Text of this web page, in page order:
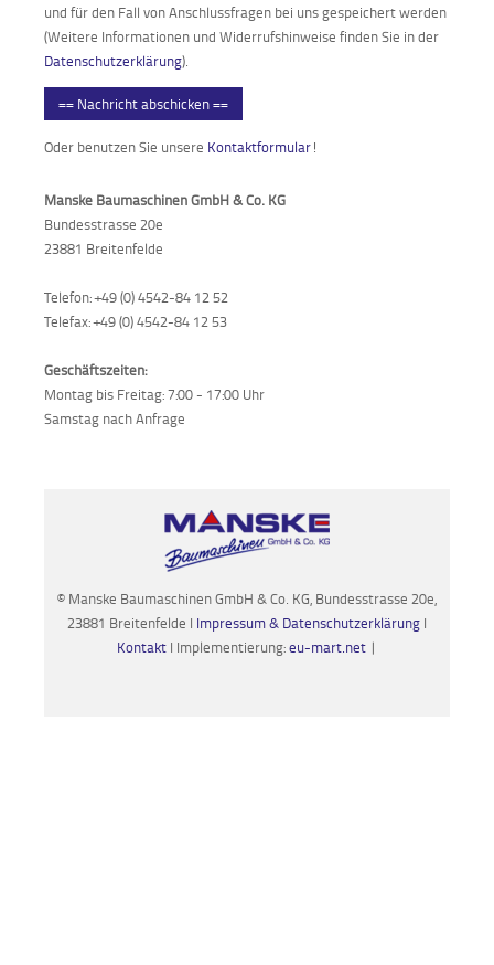
und für den Fall von Anschlussfragen bei uns gespeichert werden
(Weitere Informationen und Widerrufshinweise finden Sie in der
Datenschutzerklärung).
== Nachricht abschicken ==
Oder benutzen Sie unsere Kontaktformular!
Manske Baumaschinen GmbH & Co. KG
Bundesstrasse 20e
23881 Breitenfelde
Telefon: +49 (0) 4542-84 12 52
Telefax: +49 (0) 4542-84 12 53
Geschäftszeiten:
Montag bis Freitag: 7:00 - 17:00 Uhr
Samstag nach Anfrage
© Manske Baumaschinen GmbH & Co. KG, Bundesstrasse 20e,
23881 Breitenfelde I Impressum & Datenschutzerklärung I
Kontakt I Implementierung:eu-mart.net |